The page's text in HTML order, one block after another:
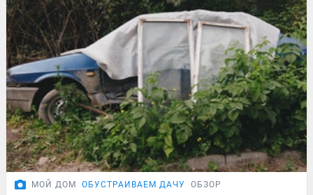
МОЙ ДОМ ОБУСТРАИВАЕМ ДАЧУ ОБЗОР